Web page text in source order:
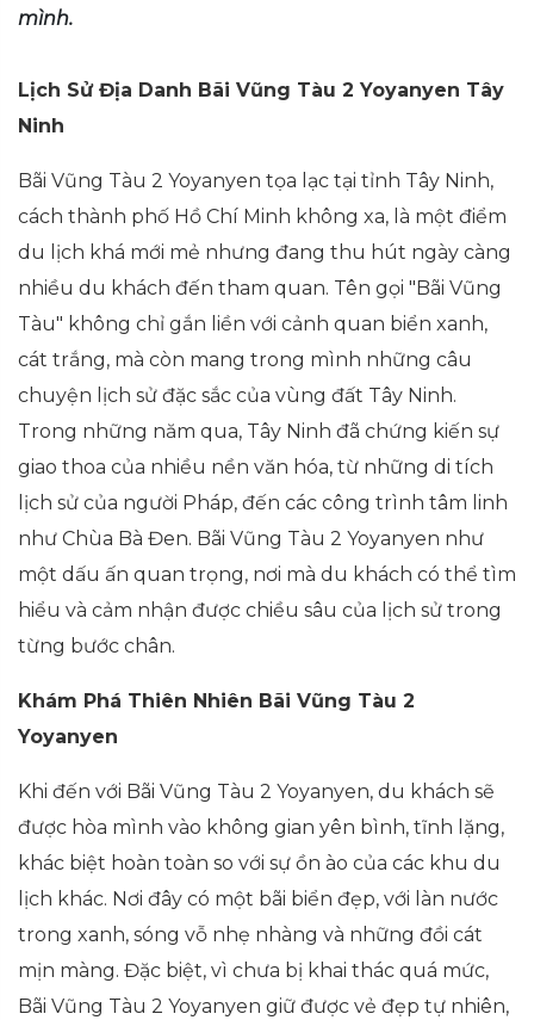
mình.
Lịch Sử Địa Danh Bãi Vũng Tàu 2 Yoyanyen Tây
Ninh
Bãi Vũng Tàu 2 Yoyanyen tọa lạc tại tỉnh Tây Ninh,
cách thành phố Hồ Chí Minh không xa, là một điểm
du lịch khá mới mẻ nhưng đang thu hút ngày càng
nhiều du khách đến tham quan. Tên gọi "Bãi Vũng
Tàu" không chỉ gắn liền với cảnh quan biển xanh,
cát trắng, mà còn mang trong mình những câu
chuyện lịch sử đặc sắc của vùng đất Tây Ninh.
Trong những năm qua, Tây Ninh đã chứng kiến sự
giao thoa của nhiều nền văn hóa, từ những di tích
lịch sử của người Pháp, đến các công trình tâm linh
như Chùa Bà Đen. Bãi Vũng Tàu 2 Yoyanyen như
một dấu ấn quan trọng, nơi mà du khách có thể tìm
hiểu và cảm nhận được chiều sâu của lịch sử trong
từng bước chân.
Khám Phá Thiên Nhiên Bãi Vũng Tàu 2
Yoyanyen
Khi đến với Bãi Vũng Tàu 2 Yoyanyen, du khách sẽ
được hòa mình vào không gian yên bình, tĩnh lặng,
khác biệt hoàn toàn so với sự ồn ào của các khu du
lịch khác. Nơi đây có một bãi biển đẹp, với làn nước
trong xanh, sóng vỗ nhẹ nhàng và những đồi cát
mịn màng. Đặc biệt, vì chưa bị khai thác quá mức,
Bãi Vũng Tàu 2 Yoyanyen giữ được vẻ đẹp tự nhiên,